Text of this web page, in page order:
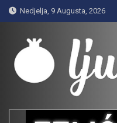
Skip
to
content
Nedjelja, 9 Augusta, 2026
Ljubušaci
Svom voljenom gradu